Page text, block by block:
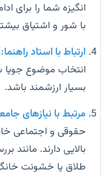
انگیزه شما را برای
با شور و اشتیاق
ارتباط با استاد راهنما:
انتخاب موضوع جویا
بسیار ارزشمند باشد.
مرتبط با نیازهای
حقوقی و اجتماعی
بالایی دارند.
طلاق یا خشونت